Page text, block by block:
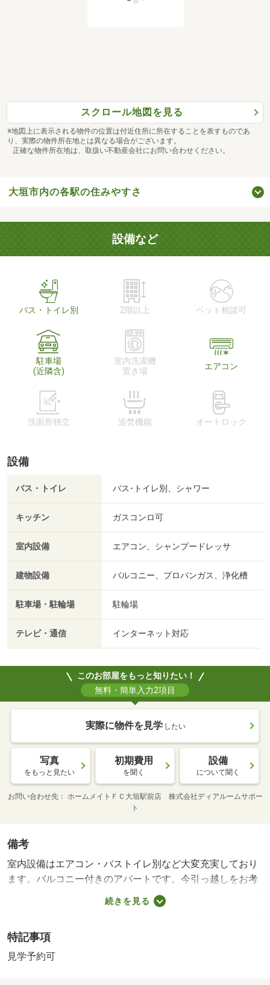
スクロール地図を見る
※地図上に表示される物件の位置は付近住所に所在することを表すものであ
り、実際の物件所在地とは異なる場合がございます。
正確な物件所在地は、取扱い不動産会社にお問い合わせください。
大垣市内の各駅の住みやすさ
設備など
バス・トイレ別 2階以上 ペット相談可
駐車場
(近隣含)
室内洗濯機
置き場
エアコン
洗面所独立 追焚機能 オートロック
設備
バス・トイレ バス･トイレ別、シャワー
キッチン ガスコンロ可
室内設備 エアコン、シャンプードレッサ
建物設備 バルコニー、プロパンガス、浄化槽
駐車場・駐輪場 駐輪場
テレビ・通信 インターネット対応
このお部屋をもっと知りたい！
無料・簡単入力2項目
実際に物件を見学 したい
写真
をもっと見たい
初期費用
を聞く
設備
について聞く
お問い合わせ先
ホームメイトＦＣ大垣駅前店 株式会社ディアルームサポー
ト
備考
室内設備はエアコン・バストイレ別など大変充実しており
ます。バルコニー付きのアパートです。今引っ越しをお考
えの方におすすめなのが、こちらのアパートです。賃料３
万円で利用することができる物件です。一人で住むなら少
う。駐車スペースも空いているので、車をお持ちの方は検
討してみてはいかがですか。ぜひご覧いただきたい賃貸物
続きを見る
特記事項
見学予約可